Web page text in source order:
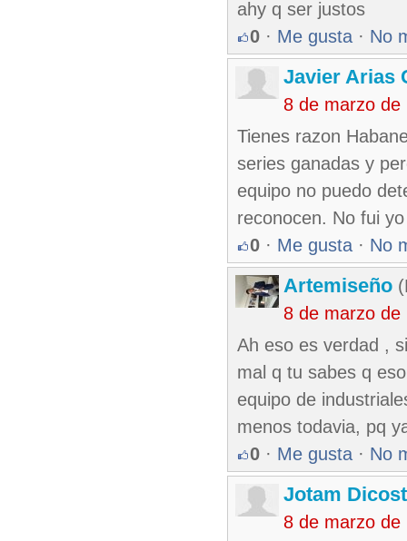
ahy q ser justos
0 · Me gusta · No
Javier Arias
8 de marzo de
Tienes razon
series ganadas y
equipo no puedo
reconocen. No fui
0 · Me gusta · No
Artemiseño
8 de marzo de
Ah eso es verdad ,
mal q tu sabes q
equipo de
menos todavia, pq
0 · Me gusta · No
Jotam
8 de marzo de